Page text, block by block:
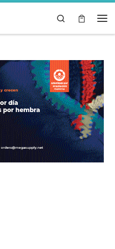
Search